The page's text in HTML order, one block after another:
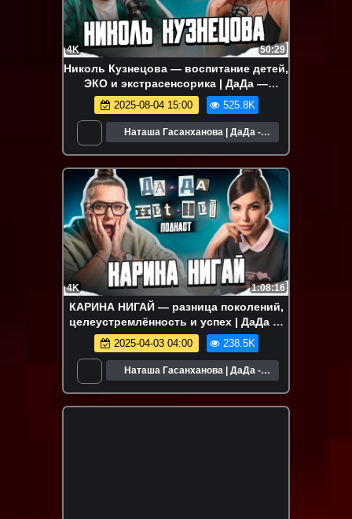
4K 50:29
Николь Кузнецова — воспитание детей,
ЭКО и экстрасенсорика | ДаДа —
НетНет. Подкаст
2025-08-04 15:00 525.8K
Наташа Гасанханова | ДаДа -
4K 1:08:16
КАРИНА НИГАЙ — разница поколений,
целеустремлённость и успех | ДаДа —
НетНет. Подкаст
2025-04-03 04:00 238.5K
Наташа Гасанханова | ДаДа -